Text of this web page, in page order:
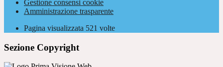
Gestione consensi cookie
Amministrazione trasparente
Pagina visualizzata 521 volte
Sezione Copyright